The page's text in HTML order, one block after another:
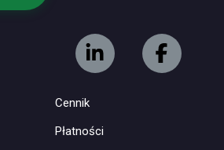
Cennik
Płatności